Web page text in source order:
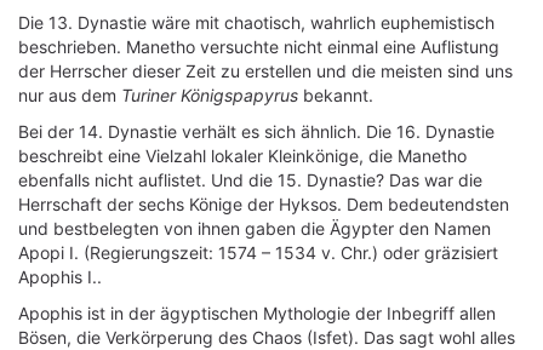
Die 13. Dynastie wäre mit chaotisch, wahrlich euphemistisch
beschrieben. Manetho versuchte nicht einmal eine Auflistung
der Herrscher dieser Zeit zu erstellen und die meisten sind uns
nur aus dem Turiner Königspapyrus bekannt.
Bei der 14. Dynastie verhält es sich ähnlich. Die 16. Dynastie
beschreibt eine Vielzahl lokaler Kleinkönige, die Manetho
ebenfalls nicht auflistet. Und die 15. Dynastie? Das war die
Herrschaft der sechs Könige der Hyksos. Dem bedeutendsten
und bestbelegten von ihnen gaben die Ägypter den Namen
Apopi I. (Regierungszeit: 1574 – 1534 v. Chr.) oder gräzisiert
Apophis I..
Apophis ist in der ägyptischen Mythologie der Inbegriff allen
Bösen, die Verkörperung des Chaos (Isfet). Das sagt wohl alles